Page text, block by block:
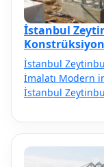
İstanbul
İstanbul
İmalatı Modern
İstanbul